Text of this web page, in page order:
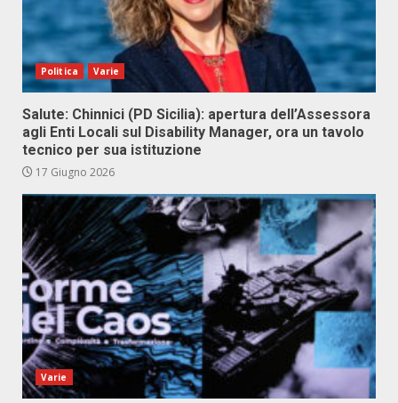
Politica Varie
Salute: Chinnici (PD Sicilia): apertura dell’Assessora
agli Enti Locali sul Disability Manager, ora un tavolo
tecnico per sua istituzione
17 Giugno 2026
Varie